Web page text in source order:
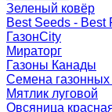
Зеленый ковёр
Best Seeds - Best
ГазонCity
Мираторг
Газоны Канады
Семена газонных
Мятлик луговой
Овсяница